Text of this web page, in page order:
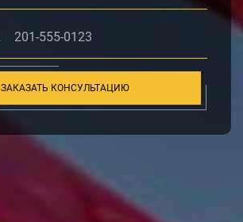
ЗАКАЗАТЬ КОНСУЛЬТАЦИЮ